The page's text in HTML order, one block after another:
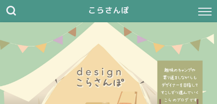
こらさんぽ